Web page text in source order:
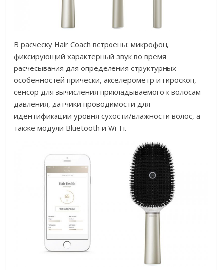
В расческу Hair Coach встроены: микрофон,
фиксирующий характерный звук во время
расчесывания для определения структурных
особенностей прически, акселерометр и гироскоп,
сенсор для вычисления прикладываемого к волосам
давления, датчики проводимости для
идентификации уровня сухости/влажности волос, а
также модули Bluetooth и Wi-Fi.